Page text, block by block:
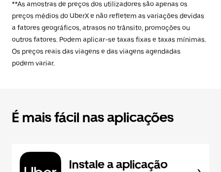
**As amostras de preços dos utilizadores são apenas os
preços médios do UberX e não refletem as variações devidas
a fatores geográficos, atrasos no trânsito, promoções ou
outros fatores. Podem aplicar-se taxas fixas e taxas mínimas.
Os preços reais das viagens e das viagens agendadas
podem variar.
É mais fácil nas aplicações
Instale a aplicação